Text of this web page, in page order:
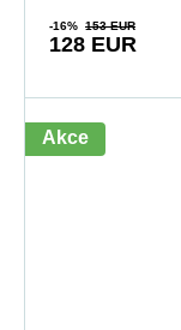
-16% 153 EUR
128 EUR
Akce